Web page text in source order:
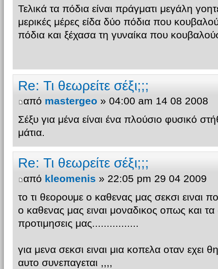
Τελικά τα πόδια είναι πράγματι μεγάλη
μερικές μέρες είδα δύο πόδια που
πόδια και ξέχασα τη γυναίκα που
Re: Τι θεωρείτε σέξι;;;
από mastergeo » 04:00 am 14 08 2008
Σέξυ για μένα είναι ένα πλούσιο φυσικό
μάτια.
Re: Τι θεωρείτε σέξι;;;
από kleomenis » 22:05 pm 29 04 2009
το τι θεορουμε ο καθενας μας σεκσι ειναι
ο καθενας μας ειναι μοναδικος οπως και
προτιμησεις μας................
για μενα σεκσι ειναι μια κοπελα οταν εχει
αυτο συνεπαγεται ,,,,